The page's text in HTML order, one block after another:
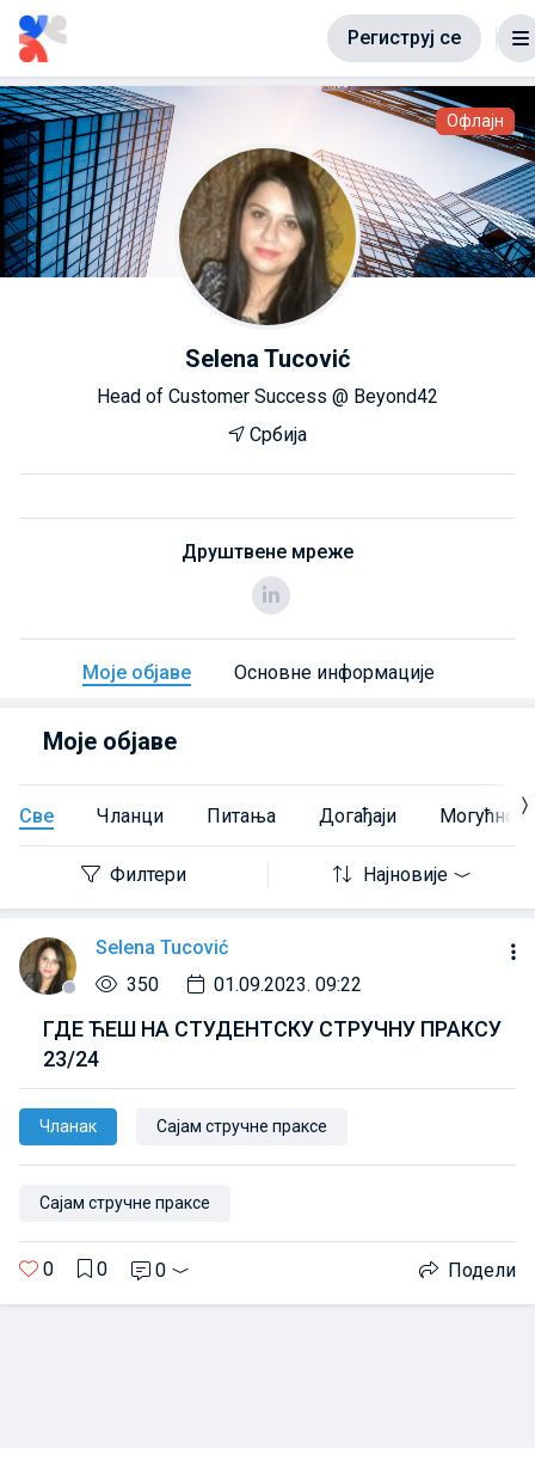
Региструј се
Офлајн
Selena Tucović
Head of Customer Success @ Beyond42
Србија
Друштвене мреже
Моје објаве Основне информације
Моје објаве
Филтери Најновије
Све Чланци Питања Догађаји
Selena Tucović
350
01.09.2023. 09:22
ГДЕ ЋЕШ НА СТУДЕНТСКУ СТРУЧНУ ПРАКСУ
23/24
Чланак Сајам стручне праксе
Сајам стручне праксе
0 0 0 Подели